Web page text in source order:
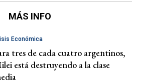
MÁS INFO
Económica
tres de cada cuatro argentinos,
está destruyendo a la clase